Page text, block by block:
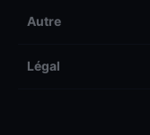
Autre
Légal